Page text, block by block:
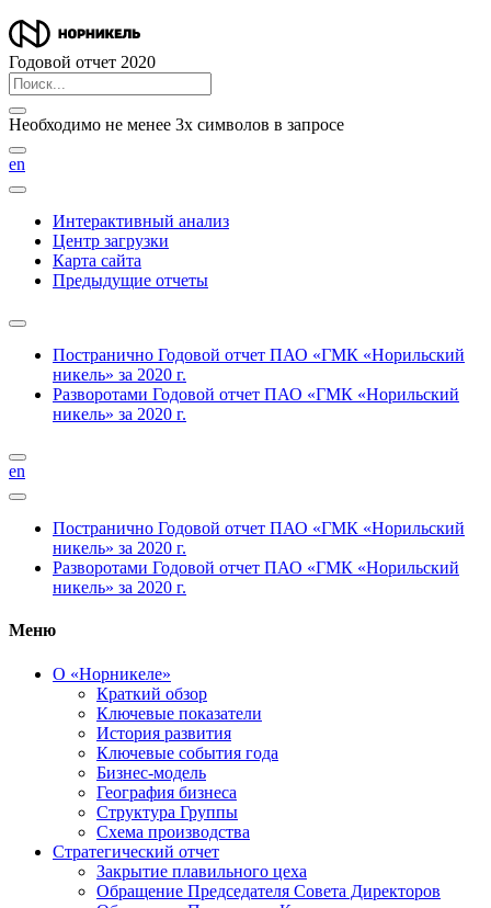
Годовой отчет 2020
Необходимо не менее 3х символов в запросе
en
Интерактивный анализ
Центр загрузки
Карта сайта
Предыдущие отчеты
Постранично Годовой отчет ПАО «ГМК «Норильский
никель» за 2020 г.
Разворотами Годовой отчет ПАО «ГМК «Норильский
никель» за 2020 г.
en
Постранично Годовой отчет ПАО «ГМК «Норильский
никель» за 2020 г.
Разворотами Годовой отчет ПАО «ГМК «Норильский
никель» за 2020 г.
Меню
О «Норникеле»
Краткий обзор
Ключевые показатели
История развития
Ключевые события года
Бизнес-модель
География бизнеса
Структура Группы
Схема производства
Стратегический отчет
Закрытие плавильного цеха
Обращение Председателя Совета Директоров